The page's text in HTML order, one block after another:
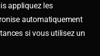
appliquez les
automatiquement
si vous utilisez un